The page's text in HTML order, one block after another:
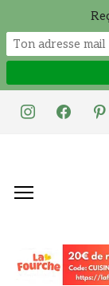
instagramfacebook